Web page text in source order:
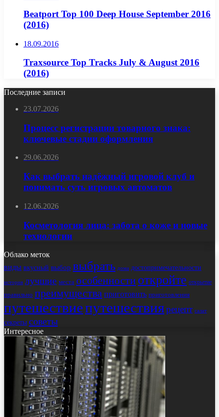
Beatport Top 100 Deep House September 2016
(2016)
18.09.2016
Traxsource Top Tracks July & August 2016
(2016)
Последние записи
23.07.2026
Процесс регистрации товарного знака:
ключевые стадии оформления
29.06.2026
Как выбрать надёжный игровой клуб и
понимать суть игровых автоматов
12.06.2026
Косметология лица: забота о коже и новые
технологии
Облако меток
виды вкусный выбор выбрать дома достопримечательности
история лучшие места особенности откройте открытие
правильно преимущества приготовить приготовления
путешествиепутешествиярецепт салат
секреты советы
Интересное